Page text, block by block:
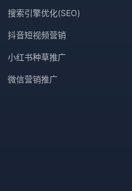
搜索引擎优化(SEO)
抖音短视频营销
小红书种草推广
微信营销推广